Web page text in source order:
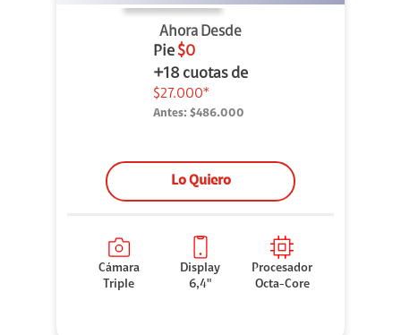
Ahora Desde
Pie $0
+18 cuotas de
$27.000*
Antes: $486.000
Lo Quiero
Cámara
Triple
Display
6,4"
Procesador
Octa-Core